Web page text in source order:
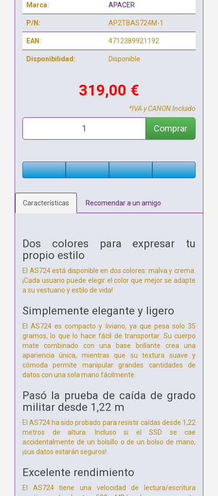
Marca: APACER
P/N: AP2TBAS724M-1
EAN: 4712389921192
Disponibilidad: Disponible
319,00 €
*IVA y CANON Incluido
Comprar
Características Recomendar a un amigo
Dos colores para expresar tu
propio estilo
El AS724 está disponible en dos colores: malva y crema.
¡Cada usuario puede elegir el color que mejor se adapte
a su vestuario y estilo de vida!
Simplemente elegante y ligero
El AS724 es compacto y liviano, ya que pesa solo 35
gramos, lo que lo hace fácil de transportar. Su cuerpo
mate combinado con una base brillante crea una
apariencia única, mientras que su textura suave y
cómoda permite manipular grandes cantidades de
datos con una sola mano fácilmente.
Pasó la prueba de caída de grado
militar desde 1,22 m
El AS724 ha sido probado para resistir caídas desde 1,22
metros de altura. Incluso si el SSD se cae
accidentalmente de un bolsillo o de un bolso de mano,
¡sus datos estarán seguros!
Excelente rendimiento
El AS724 tiene una velocidad de lectura/escritura